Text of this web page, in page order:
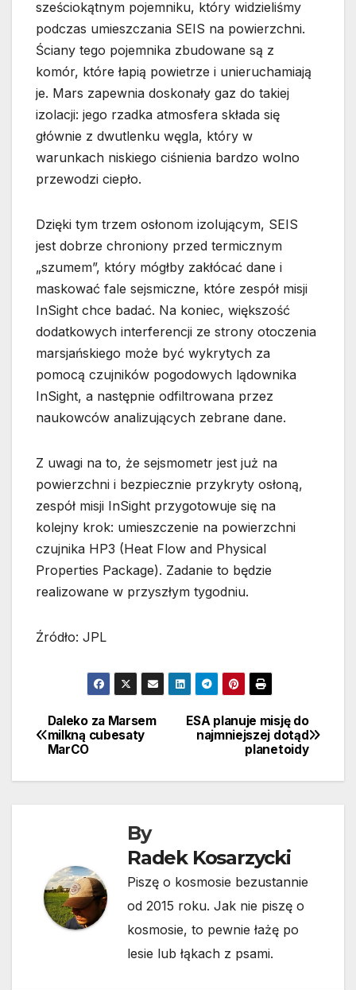
sześciokątnym pojemniku, który widzieliśmy
podczas umieszczania SEIS na powierzchni.
Ściany tego pojemnika zbudowane są z
komór, które łapią powietrze i unieruchamiają
je. Mars zapewnia doskonały gaz do takiej
izolacji: jego rzadka atmosfera składa się
głównie z dwutlenku węgla, który w
warunkach niskiego ciśnienia bardzo wolno
przewodzi ciepło.
Dzięki tym trzem osłonom izolującym, SEIS
jest dobrze chroniony przed termicznym
„szumem”, który mógłby zakłócać dane i
maskować fale sejsmiczne, które zespół misji
InSight chce badać. Na koniec, większość
dodatkowych interferencji ze strony otoczenia
marsjańskiego może być wykrytych za
pomocą czujników pogodowych lądownika
InSight, a następnie odfiltrowana przez
naukowców analizujących zebrane dane.
Z uwagi na to, że sejsmometr jest już na
powierzchni i bezpiecznie przykryty osłoną,
zespół misji InSight przygotowuje się na
kolejny krok: umieszczenie na powierzchni
czujnika HP3 (Heat Flow and Physical
Properties Package). Zadanie to będzie
realizowane w przyszłym tygodniu.
Źródło: JPL
Nawigacja
wpisu
ESA planuje misję do
najmniejszej dotąd
planetoidy
Daleko za Marsem
milkną cubesaty
MarCO
By
Radek Kosarzycki
Piszę o kosmosie bezustannie
od 2015 roku. Jak nie piszę o
kosmosie, to pewnie łażę po
lesie lub łąkach z psami.